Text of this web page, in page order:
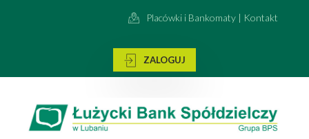
Placówki i Bankomaty | Kontakt
ZALOGUJ